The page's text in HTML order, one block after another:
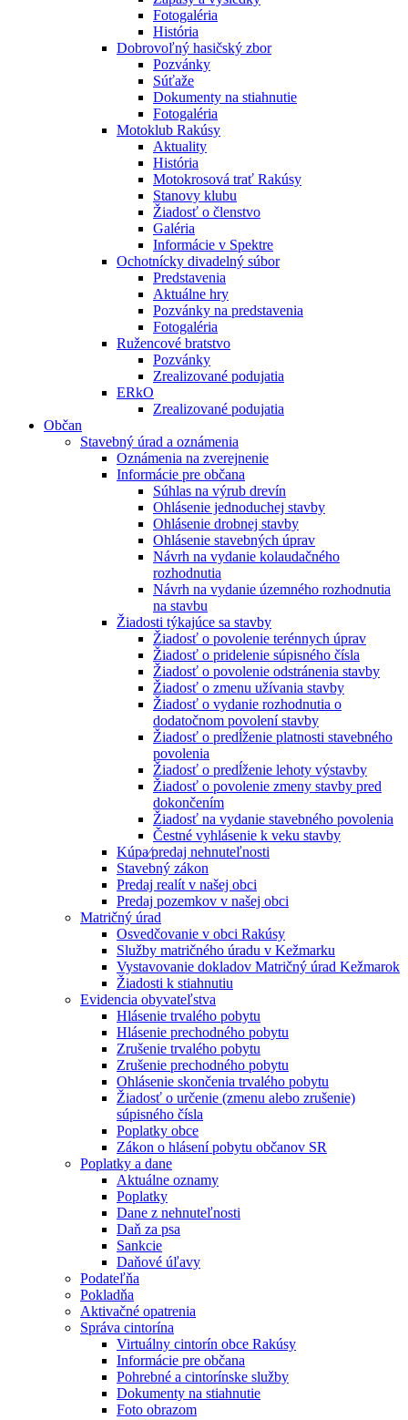
Fotogaléria
História
Dobrovoľný hasičský zbor
Pozvánky
Súťaže
Dokumenty na stiahnutie
Fotogaléria
Motoklub Rakúsy
Aktuality
História
Motokrosová trať Rakúsy
Stanovy klubu
Žiadosť o členstvo
Galéria
Informácie v Spektre
Ochotnícky divadelný súbor
Predstavenia
Aktuálne hry
Pozvánky na predstavenia
Fotogaléria
Ružencové bratstvo
Pozvánky
Zrealizované podujatia
ERkO
Zrealizované podujatia
Občan
Stavebný úrad a oznámenia
Oznámenia na zverejnenie
Informácie pre občana
Súhlas na výrub drevín
Ohlásenie jednoduchej stavby
Ohlásenie drobnej stavby
Ohlásenie stavebných úprav
Návrh na vydanie kolaudačného
rozhodnutia
Návrh na vydanie územného rozhodnutia
na stavbu
Žiadosti týkajúce sa stavby
Žiadosť o povolenie terénnych úprav
Žiadosť o pridelenie súpisného čísla
Žiadosť o povolenie odstránenia stavby
Žiadosť o zmenu užívania stavby
Žiadosť o vydanie rozhodnutia o
dodatočnom povolení stavby
Žiadosť o predĺženie platnosti stavebného
povolenia
Žiadosť o predĺženie lehoty výstavby
Žiadosť o povolenie zmeny stavby pred
dokončením
Žiadosť na vydanie stavebného povolenia
Čestné vyhlásenie k veku stavby
Kúpa⁄predaj nehnuteľnosti
Stavebný zákon
Predaj realít v našej obci
Predaj pozemkov v našej obci
Matričný úrad
Osvedčovanie v obci Rakúsy
Služby matričného úradu v Kežmarku
Vystavovanie dokladov Matričný úrad Kežmarok
Žiadosti k stiahnutiu
Evidencia obyvateľstva
Hlásenie trvalého pobytu
Hlásenie prechodného pobytu
Zrušenie trvalého pobytu
Zrušenie prechodného pobytu
Ohlásenie skončenia trvalého pobytu
Žiadosť o určenie (zmenu alebo zrušenie)
súpisného čísla
Poplatky obce
Zákon o hlásení pobytu občanov SR
Poplatky a dane
Aktuálne oznamy
Poplatky
Dane z nehnuteľnosti
Daň za psa
Sankcie
Daňové úľavy
Podateľňa
Pokladňa
Aktivačné opatrenia
Správa cintorína
Virtuálny cintorín obce Rakúsy
Informácie pre občana
Pohrebné a cintorínske služby
Dokumenty na stiahnutie
Foto obrazom